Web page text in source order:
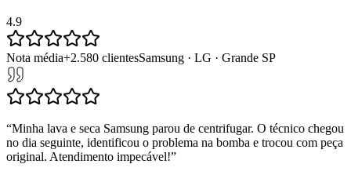
4.9
Nota média+2.580 clientesSamsung · LG · Grande SP
“Minha lava e seca Samsung parou de centrifugar. O técnico chegou
no dia seguinte, identificou o problema na bomba e trocou com peça
original. Atendimento impecável!”